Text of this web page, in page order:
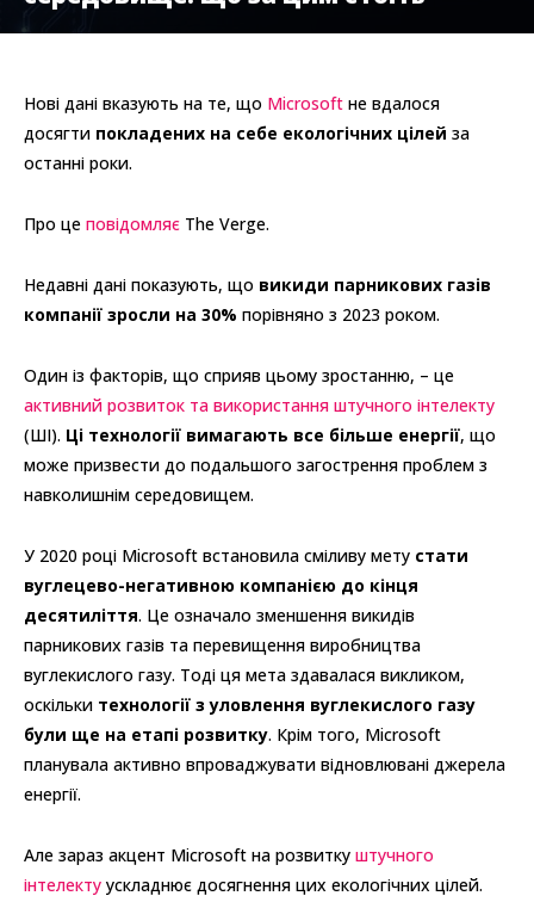
Нові дані вказують на те, що Microsoft не вдалося
досягти покладених на себе екологічних цілей за
останні роки.
Про це повідомляє The Verge.
Недавні дані показують, що викиди парникових газів
компанії зросли на 30% порівняно з 2023 роком.
Один із факторів, що сприяв цьому зростанню, – це
активний розвиток та використання штучного інтелекту
(ШІ). Ці технології вимагають все більше енергії, що
може призвести до подальшого загострення проблем з
навколишнім середовищем.
У 2020 році Microsoft встановила сміливу мету стати
вуглецево-негативною компанією до кінця
десятиліття. Це означало зменшення викидів
парникових газів та перевищення виробництва
вуглекислого газу. Тоді ця мета здавалася викликом,
оскільки технології з уловлення вуглекислого газу
були ще на етапі розвитку. Крім того, Microsoft
планувала активно впроваджувати відновлювані джерела
енергії.
Але зараз акцент Microsoft на розвитку штучного
інтелекту ускладнює досягнення цих екологічних цілей.